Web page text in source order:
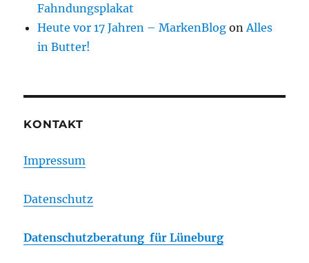
Fahndungsplakat
Heute vor 17 Jahren – MarkenBlog onAlles
in Butter!
KONTAKT
Impressum
Datenschutz
Datenschutzberatung für Lüneburg